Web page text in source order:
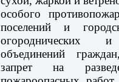
особого
поселений и
огороднических
объединений
запрет на